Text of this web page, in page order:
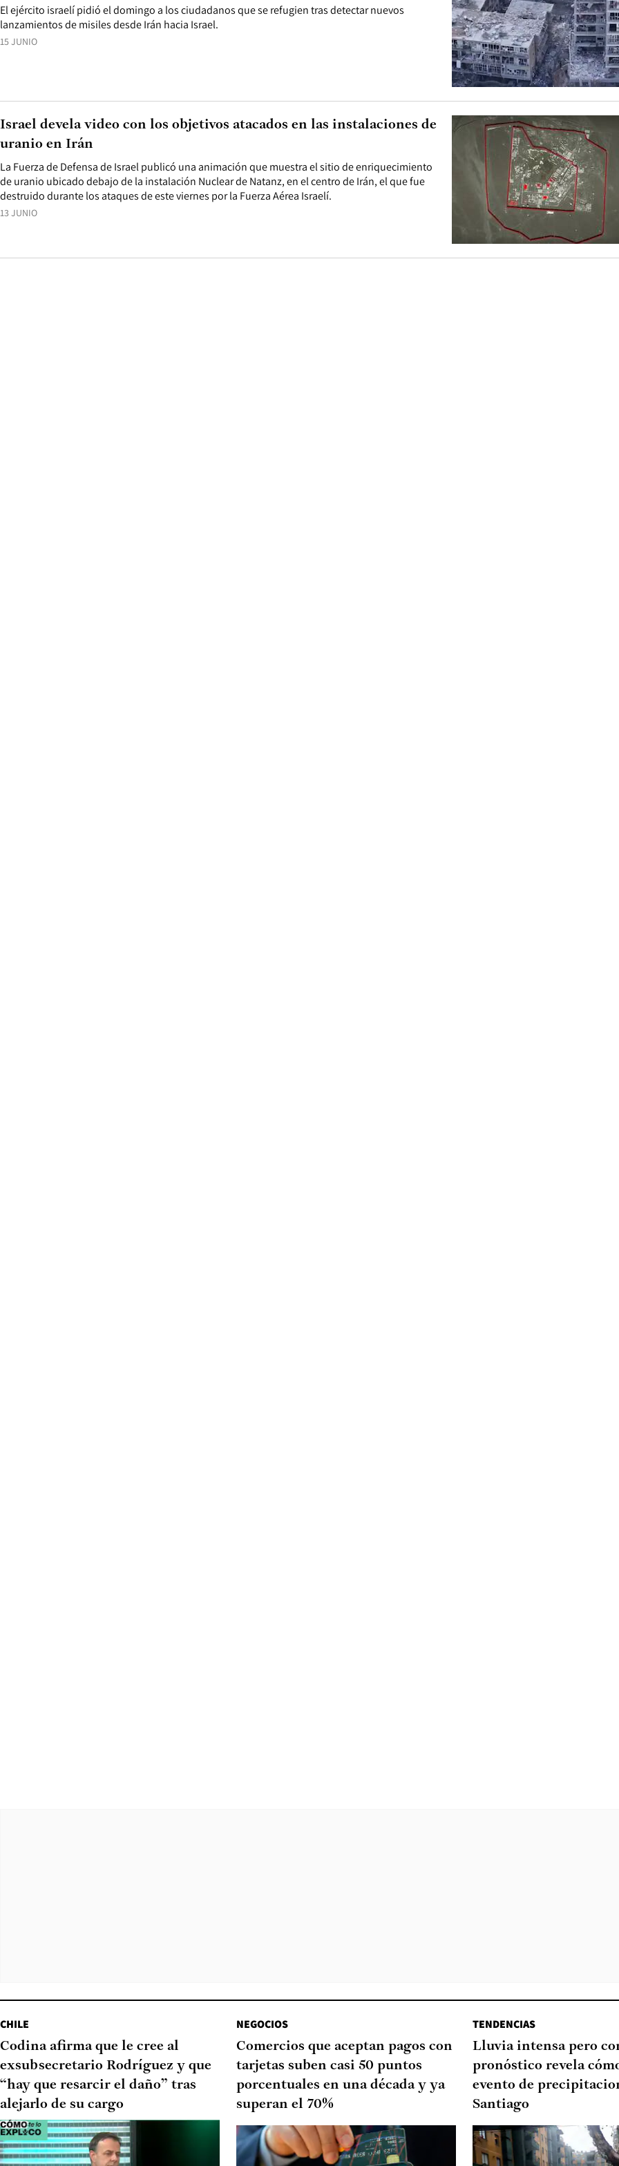
15 JUNIO
El ejército israelí pidió el domingo a los ciudadanos que se refugien tras detectar nuevos
lanzamientos de misiles desde Irán hacia Israel.
13 JUNIO
La Fuerza de Defensa de Israel publicó una animación que muestra el sitio de enriquecimiento
de uranio ubicado debajo de la instalación Nuclear de Natanz, en el centro de Irán, el que fue
destruido durante los ataques de este viernes por la Fuerza Aérea Israelí.
Israel devela video con los objetivos atacados en las instalaciones de
uranio en Irán
CHILE
Codina afirma que le cree al
exsubsecretario Rodríguez y que
“hay que resarcir el daño” tras
alejarlo de su cargo
NEGOCIOS
Comercios que aceptan pagos con
tarjetas suben casi 50 puntos
porcentuales en una década y ya
superan el 70%
TENDENCIAS
Lluvia intensa pero
pronóstico revela
evento de
Santiago